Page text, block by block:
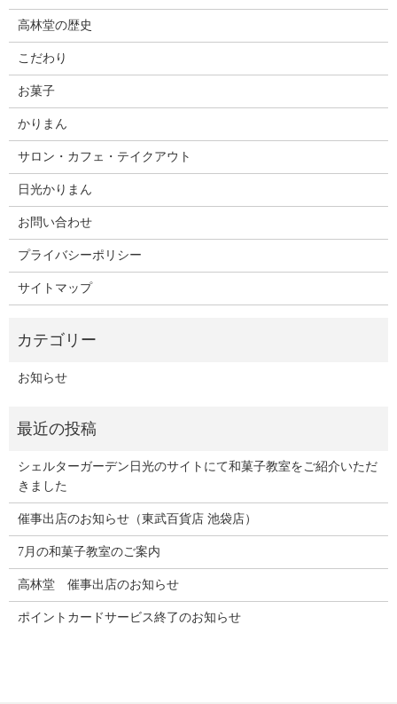
高林堂の歴史
こだわり
お菓子
かりまん
サロン・カフェ・テイクアウト
日光かりまん
お問い合わせ
プライバシーポリシー
サイトマップ
お知らせ
シェルターガーデン日光のサイトにて和菓子教室をご紹介いただ
きました
催事出店のお知らせ（東武百貨店 池袋店）
7月の和菓子教室のご案内
高林堂 催事出店のお知らせ
ポイントカードサービス終了のお知らせ